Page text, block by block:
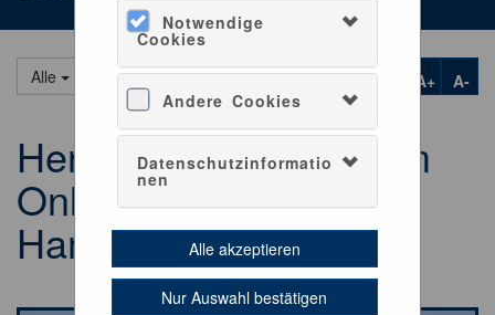
Notwendige
Cookies
Andere Cookies
Datenschutzinformatio
nen
Alle akzeptieren
Nur Auswahl bestätigen
Alle A-
A+
Herzlich willkommen im
OnlineShop des
Hamburger Michel